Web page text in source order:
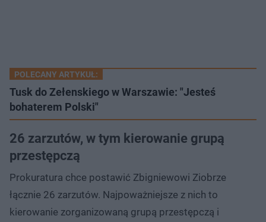
POLECANY ARTYKUŁ:
Tusk do Zełenskiego w Warszawie: "Jesteś
bohaterem Polski"
26 zarzutów, w tym kierowanie grupą
przestępczą
Prokuratura chce postawić Zbigniewowi Ziobrze
łącznie 26 zarzutów. Najpoważniejsze z nich to
kierowanie zorganizowaną grupą przestępczą i